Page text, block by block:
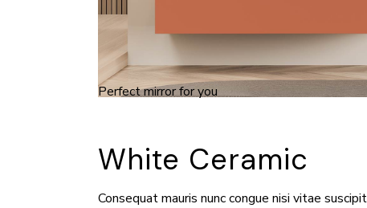
Perfect mirror for you
White Ceramic
Consequat mauris nunc congue nisi vitae